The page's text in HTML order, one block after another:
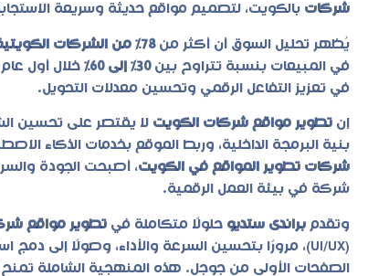
شركات بالكويت، لتصميم مواقع حديثة وسريعة
يُظهر تحليل السوق أن أكثر من78% من الشركات الكويتية
في المبيعات بنسبة تتراوح بين30% إلى 60%
خلال أول
في تعزيز التفاعل الرقمي وتحسين معدلات التحويل.
إن تطوير مواقع شركات الكويت لا يقتصر على تحسين
بنية البرمجة الداخلية، وربط الموقع بخدمات الذكاء
شركات تطوير المواقع في الكويت، أصبحت الجودة
شركة في بيئة العمل الرقمية.
وتقدم براندى ستديو حلولًا متكاملة في تطوير مواقع
(UI/UX)، مرورًا بتحسين السرعة والأداء، وصولًا إلى دمج استراتيجيات
الصفحات الأولى من جوجل. هذه المنهجية الشاملة